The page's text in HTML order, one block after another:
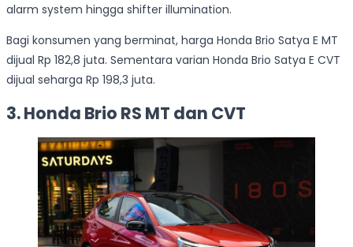
alarm system hingga shifter illumination.
Bagi konsumen yang berminat, harga Honda Brio Satya E MT
dijual Rp 182,8 juta. Sementara varian Honda Brio Satya E CVT
dijual seharga Rp 198,3 juta.
3. Honda Brio RS MT dan CVT